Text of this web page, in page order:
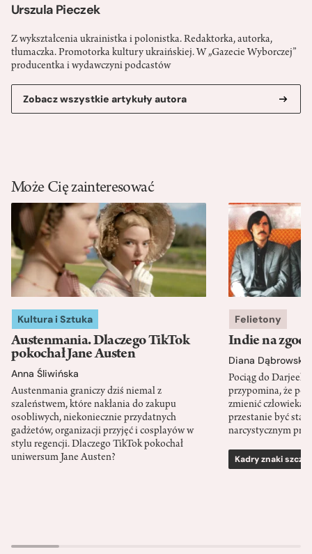
Urszula Pieczek
Z wykształcenia ukrainistka i polonistka. Redaktorka, autorka,
tłumaczka. Promotorka kultury ukraińskiej. W „Gazecie Wyborczej”
producentka i wydawczyni podcastów
Zobacz wszystkie artykuły autora
Może Cię zainteresować
Kultura i Sztuka
Austenmania. Dlaczego TikTok
pokochał Jane Austen
Anna Śliwińska
Austenmania graniczy dziś niemal z
szaleństwem, które nakłania do zakupu
osobliwych, niekoniecznie przydatnych
gadżetów, organizacji przyjęć i cosplayów w
stylu regencji. Dlaczego TikTok pokochał
uniwersum Jane Austen?
Felietony
Indie na
Diana Dąbrowska
Pociąg do
przypomina, że
zmienić człowieka
przestanie być
narcystycznym
Kadry znaki